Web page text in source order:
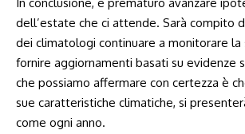
dell’estate ⁤che ci attende. Sarà compito
dei climatologi ‌continuare ​a monitorare la
fornire aggiornamenti basati su⁤ evidenze
che possiamo‍ affermare con certezza è
sue caratteristiche climatiche, ⁤si
come ogni ​anno.